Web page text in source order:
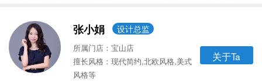
张小娟 设计总监
所属门店：宝山店
擅长风格：现代简约,北欧风格,美式
风格等
关于Ta